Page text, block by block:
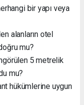
bir yapı veya
alanların otel
mu?
5 metrelik
mu?
hükümlerine uygun